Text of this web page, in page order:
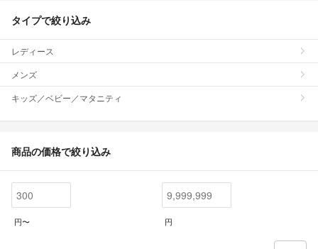
タイプで絞り込み
レディース
メンズ
キッズ／ベビー／マタニティ
商品の価格で絞り込み
円〜 円